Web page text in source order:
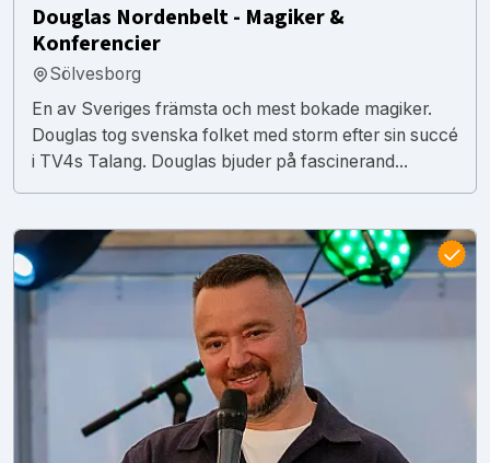
Douglas Nordenbelt - Magiker &
Konferencier
Sölvesborg
En av Sveriges främsta och mest bokade magiker.
Douglas tog svenska folket med storm efter sin succé
i TV4s Talang. Douglas bjuder på fascinerand...